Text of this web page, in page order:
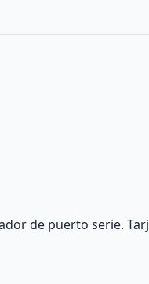
de puerto serie.